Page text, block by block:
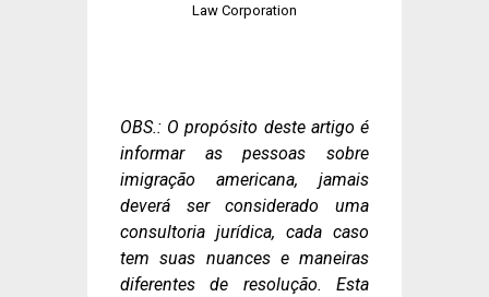
Law Corporation
OBS.: O propósito deste artigo é
informar as pessoas sobre
imigração americana, jamais
deverá ser considerado uma
consultoria jurídica, cada caso
tem suas nuances e maneiras
diferentes de resolução. Esta